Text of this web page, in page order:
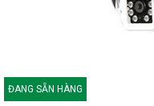
ĐANG SẴN HÀNG